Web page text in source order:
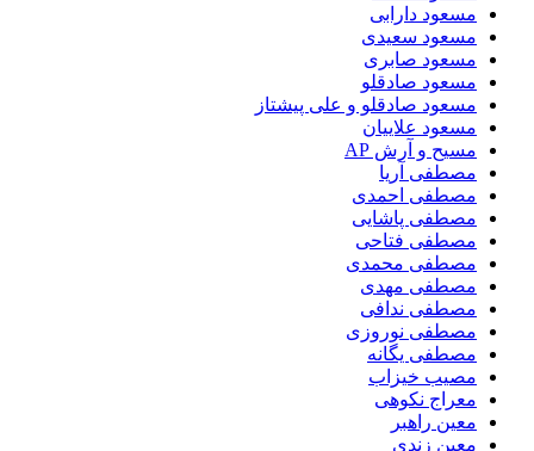
مسعود دارابی
مسعود سعیدی
مسعود صابری
مسعود صادقلو
مسعود صادقلو و علی پیشتاز
مسعود علاییان
مسیح و آرش AP
مصطفی آریا
مصطفی احمدی
مصطفی پاشایی
مصطفی فتاحی
مصطفی محمدی
مصطفی مهدی
مصطفی ندافی
مصطفی نوروزی
مصطفی یگانه
مصیب خیزاب
معراج نکوهی
معین راهبر
معین زندی